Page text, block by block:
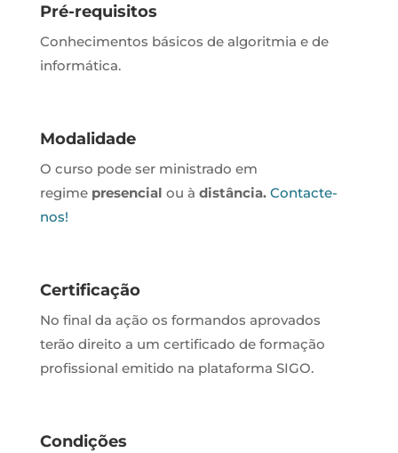
Pré-requisitos
Conhecimentos básicos de algoritmia e de
informática.
Modalidade
O curso pode ser ministrado em
regime presencial ou à distância. Contacte-
nos!
Certificação
No final da ação os formandos aprovados
terão direito a um certificado de formação
profissional emitido na plataforma SIGO.
Condições